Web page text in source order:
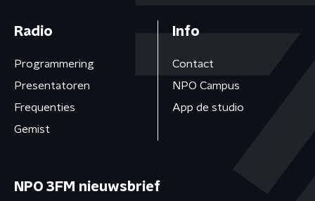
Radio
Programmering
Presentatoren
Frequenties
Gemist
Info
Contact
NPO Campus
App de studio
NPO 3FM nieuwsbrief